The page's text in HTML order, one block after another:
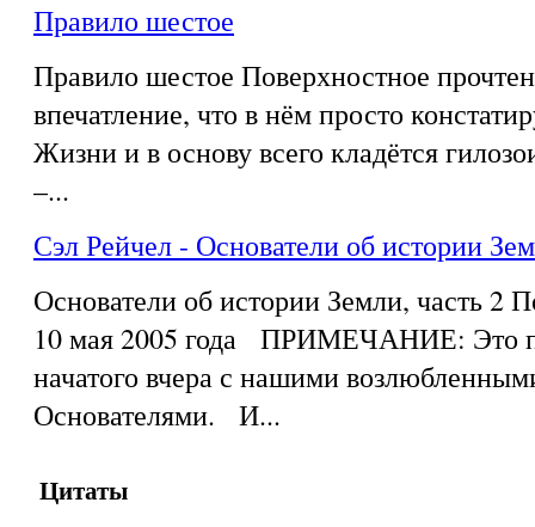
Правило шестое
Правило шестое Поверхностное
впечатление, что в нём просто
Жизни и в основу всего кладётся
–...
Сэл Рейчел - Основатели об истории
Основатели об истории Земли, часть 2
10 мая 2005 года ПРИМЕЧАНИЕ: Это
начатого вчера с нашими
Основателями. И...
Цитаты